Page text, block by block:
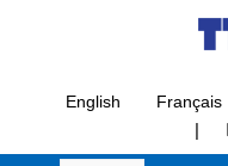
English Français
|